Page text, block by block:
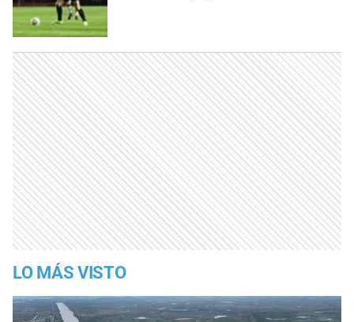
LO MÁS VISTO